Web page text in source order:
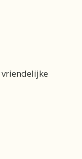
vriendelijke